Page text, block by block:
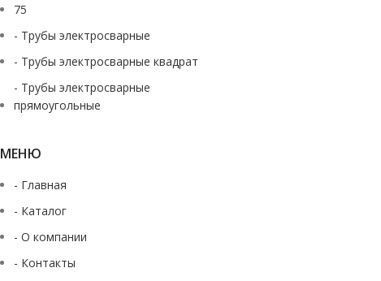
75
- Трубы электросварные
- Трубы электросварные квадрат
- Трубы электросварные
прямоугольные
МЕНЮ
- Главная
- Каталог
- О компании
- Контакты